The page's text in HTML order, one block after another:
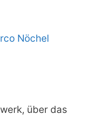
Nöchel
über das